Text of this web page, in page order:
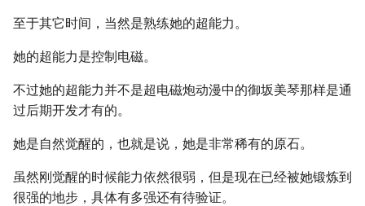
至于其它时间，当然是熟练她的超能力。
她的超能力是控制电磁。
不过她的超能力并不是超电磁炮动漫中的御坂美琴那样是通
过后期开发才有的。
她是自然觉醒的，也就是说，她是非常稀有的原石。
虽然刚觉醒的时候能力依然很弱，但是现在已经被她锻炼到
很强的地步，具体有多强还有待验证。